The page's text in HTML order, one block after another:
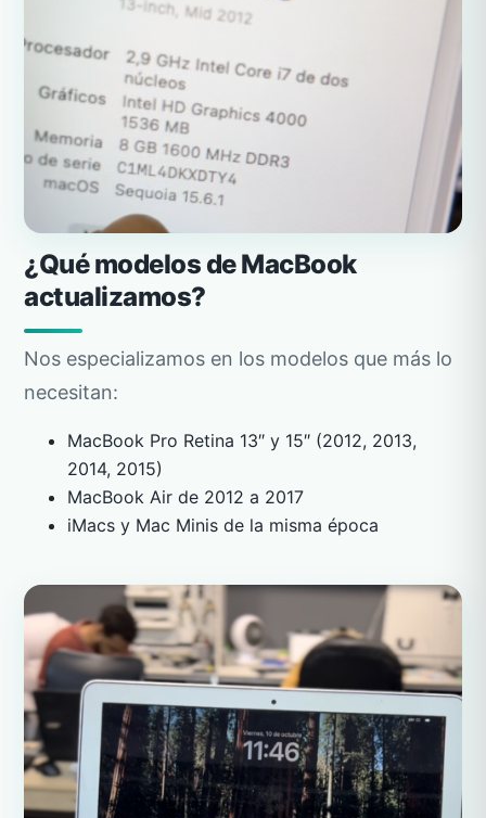
¿Qué modelos de MacBook
actualizamos?
Nos especializamos en los modelos que más lo
necesitan:
MacBook Pro Retina 13″ y 15″ (2012, 2013,
2014, 2015)
MacBook Air de 2012 a 2017
iMacs y Mac Minis de la misma época